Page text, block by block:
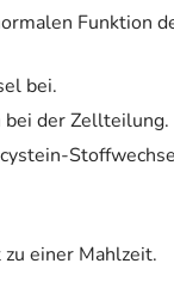
Funktion
bei.
bei der Zellteilung.
einer Mahlzeit.